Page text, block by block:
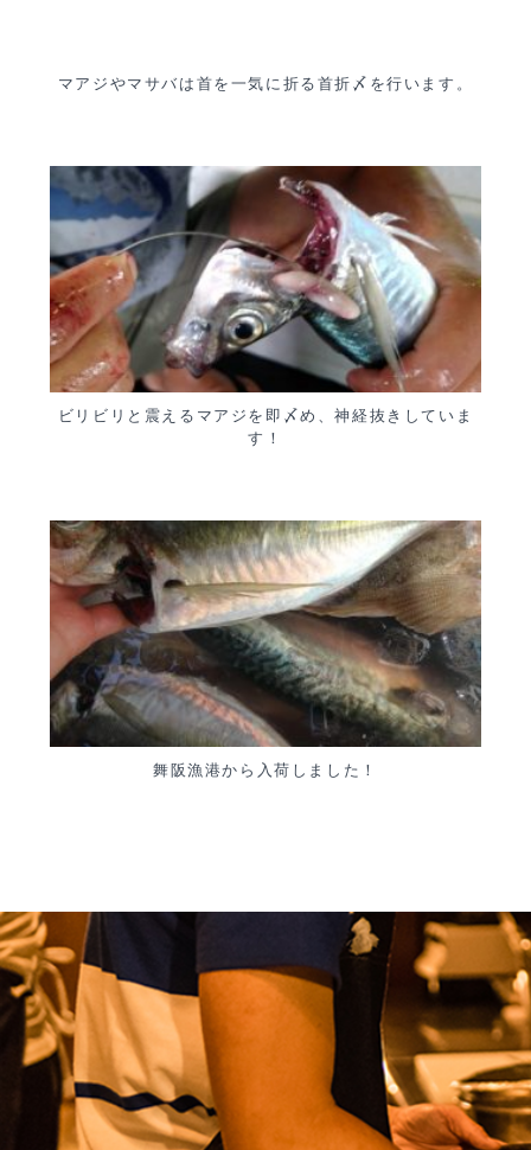
マアジやマサバは首を一気に折る首折〆を行います。
ビリビリと震えるマアジを即〆め、神経抜きしていま
す！
舞阪漁港から入荷しました！